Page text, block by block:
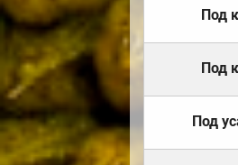
Под
Под
Под